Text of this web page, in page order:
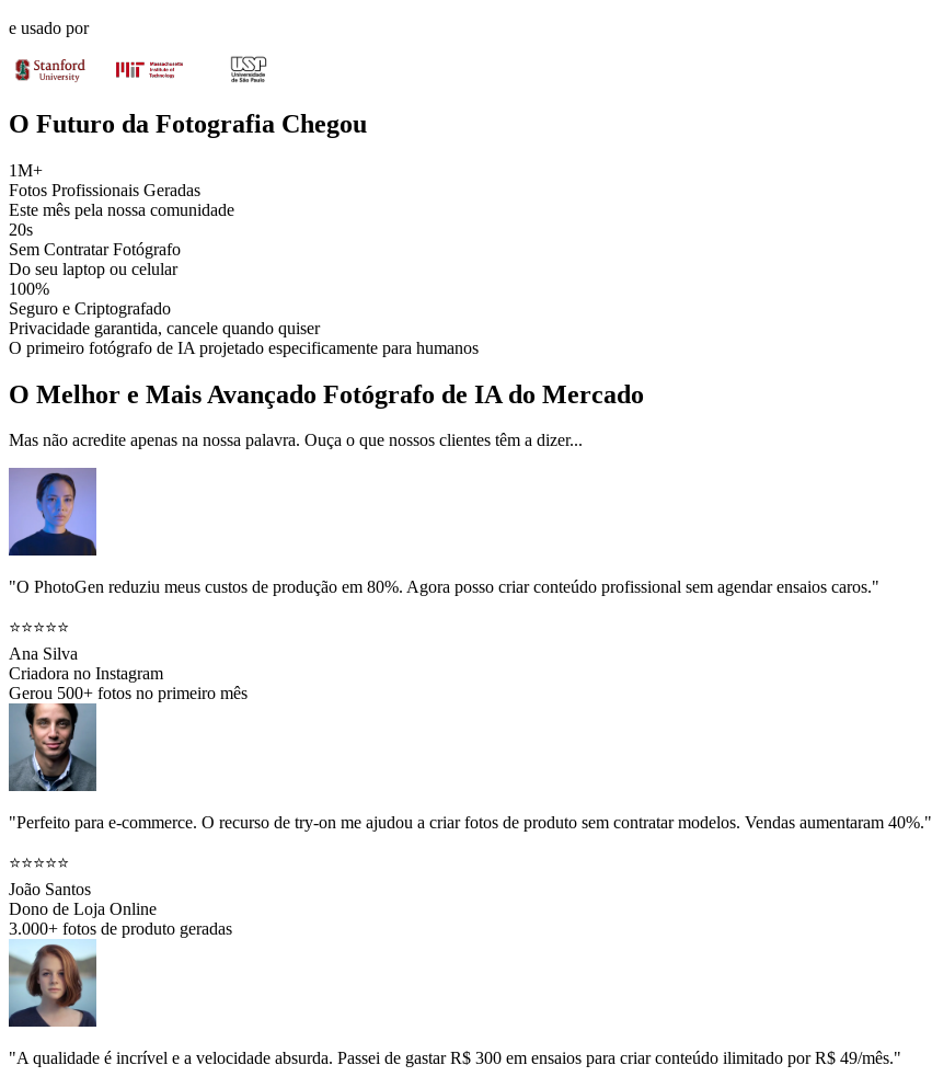
e usado por
O Futuro da Fotografia Chegou
1M+
Fotos Profissionais Geradas
Este mês pela nossa comunidade
20s
Sem Contratar Fotógrafo
Do seu laptop ou celular
100%
Seguro e Criptografado
Privacidade garantida, cancele quando quiser
O primeiro fotógrafo de IA projetado especificamente para humanos
O Melhor e Mais Avançado Fotógrafo de IA do Mercado
Mas não acredite apenas na nossa palavra. Ouça o que nossos clientes têm a dizer...
"O PhotoGen reduziu meus custos de produção em 80%. Agora posso criar conteúdo profissional sem agendar ensaios caros."
⭐⭐⭐⭐⭐
Ana Silva
Criadora no Instagram
Gerou 500+ fotos no primeiro mês
"Perfeito para e-commerce. O recurso de try-on me ajudou a criar fotos de produto sem contratar modelos. Vendas aumentaram 40%."
⭐⭐⭐⭐⭐
João Santos
Dono de Loja Online
3.000+ fotos de produto geradas
"A qualidade é incrível e a velocidade absurda. Passei de gastar R$ 300 em ensaios para criar conteúdo ilimitado por R$ 49/mês."